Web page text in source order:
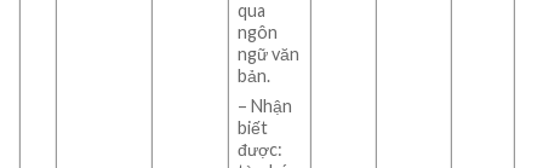
qua
ngôn
ngữ văn
bản.
– Nhận
biết
được: